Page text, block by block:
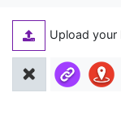
Upload your